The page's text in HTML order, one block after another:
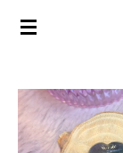
Ga
de
hoofdinhoud